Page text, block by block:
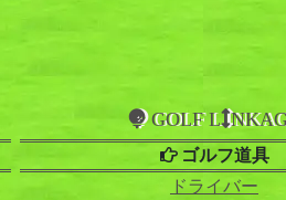
GOLF L
ゴルフ道具
ドライバー